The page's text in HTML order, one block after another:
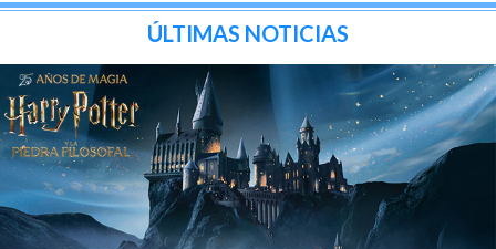
ÚLTIMAS NOTICIAS